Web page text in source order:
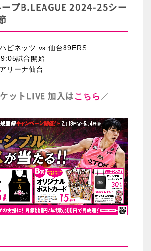
ープB.LEAGUE 2024-25シー
ピネッツ vs 仙台89ERS
試合開始
リーナ仙台
ットLIVE 加入は こちら ／